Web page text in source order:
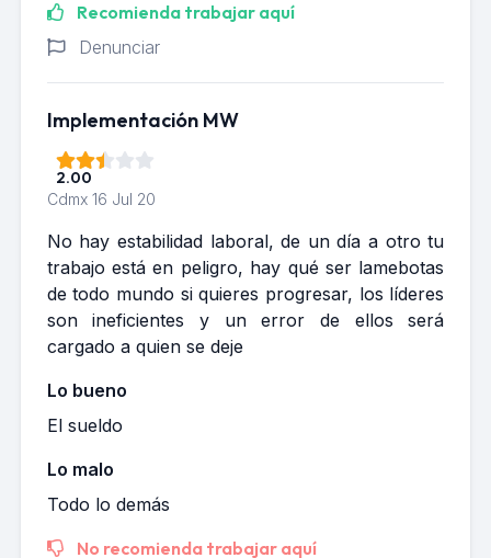
Recomienda trabajar aquí
Denunciar
Implementación MW
2.00
Cdmx 16 Jul 20
No hay estabilidad laboral, de un día a otro tu
trabajo está en peligro, hay qué ser lamebotas
de todo mundo si quieres progresar, los líderes
son ineficientes y un error de ellos será
cargado a quien se deje
Lo bueno
El sueldo
Lo malo
Todo lo demás
No recomienda trabajar aquí